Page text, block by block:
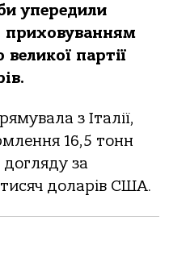
упередили
приховуванням
партії
з Італії,
16,5 тонн
догляду за
доларів США.